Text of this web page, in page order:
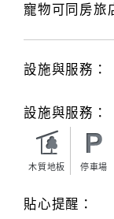
宣
寵物可同房旅
設施與服務：
設施與服務：
木質地板 停車場
貼心提醒：